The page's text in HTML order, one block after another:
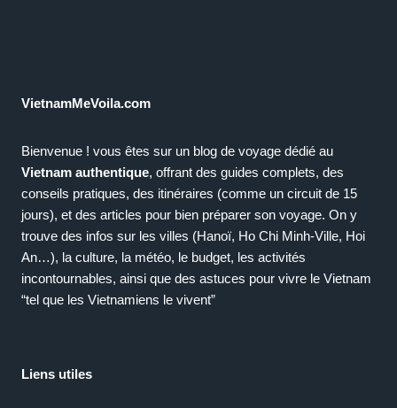
VietnamMeVoila.com
Bienvenue ! vous êtes sur un blog de voyage dédié au
Vietnam authentique, offrant des guides complets, des
conseils pratiques, des itinéraires (comme un circuit de 15
jours), et des articles pour bien préparer son voyage. On y
trouve des infos sur les villes (Hanoï, Ho Chi Minh-Ville, Hoi
An…), la culture, la météo, le budget, les activités
incontournables, ainsi que des astuces pour vivre le Vietnam
“tel que les Vietnamiens le vivent”
Liens utiles